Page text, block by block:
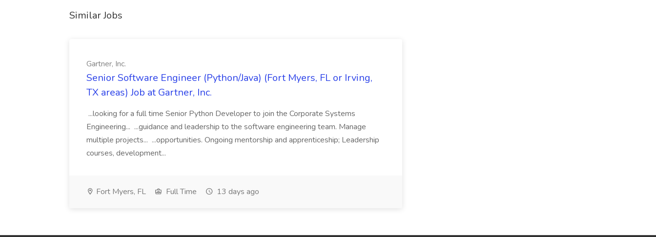
Similar Jobs
Gartner, Inc.
Senior Software Engineer (Python/Java) (Fort Myers, FL or Irving,
TX areas) Job at Gartner, Inc.
...looking for a full time Senior Python Developer to join the Corporate Systems
Engineering... ...guidance and leadership to the software engineering team. Manage
multiple projects... ...opportunities. Ongoing mentorship and apprenticeship; Leadership
courses, development...
Fort Myers, FL Full Time 13 days ago